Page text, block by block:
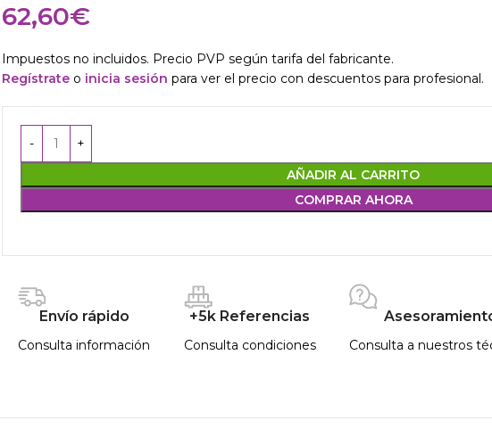
62,60€
Impuestos no incluidos. Precio PVP según tarifa del fabricante.
Regístrateo inicia sesión para ver el precio con descuentos para profesional.
AÑADIR AL CARRITO
COMPRAR AHORA
Envío rápido
Consulta información
+5k Referencias
Consulta condiciones Consulta a nuestros